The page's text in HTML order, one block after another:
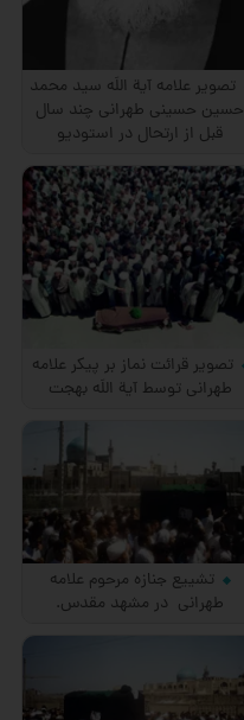
تصویر علامه آیة اللَه سید محمد
حسین حسینی طهرانی چند سال
قبل از ارتحال در استودیو
تصویر قرائت نماز بر پیکر علامه
طهرانی توسط آیة اللَه بهجت
تشییع جنازه مرحوم علامه
طهرانی در مشهد مقدس.